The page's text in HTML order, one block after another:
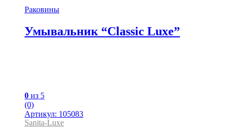
Раковины
Умывальник “Classic Luxe”
0 из 5
(0)
Артикул: 105083
Sanita-Luxe